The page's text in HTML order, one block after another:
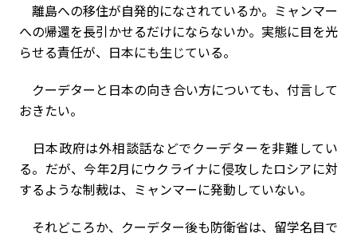
離島への移住が自発的になされているか。ミャンマー
への帰還を長引かせるだけにならないか。実態に目を光
らせる責任が、日本にも生じている。
クーデターと日本の向き合い方についても、付言して
おきたい。
日本政府は外相談話などでクーデターを非難してい
る。だが、今年2月にウクライナに侵攻したロシアに対
するような制裁は、ミャンマーに発動していない。
それどころか、クーデター後も防衛省は、留学名目で